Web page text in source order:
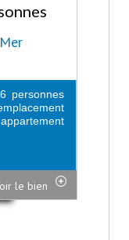
personnes
le bien